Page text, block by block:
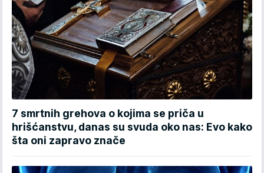
7 smrtnih grehova o kojima se priča u
hrišćanstvu, danas su svuda oko nas: Evo kako
šta oni zapravo znače